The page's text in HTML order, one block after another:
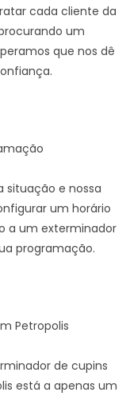
cada cliente da
um
que nos dê
situação e nossa
um horário
a um exterminador
programação.
Petropolis
de cupins
está a apenas um